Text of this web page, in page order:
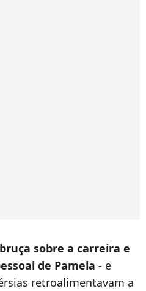
sobre a carreira e
de Pamela - e
retroalimentavam a